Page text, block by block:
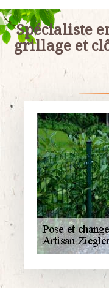
Spécialiste
grillage et